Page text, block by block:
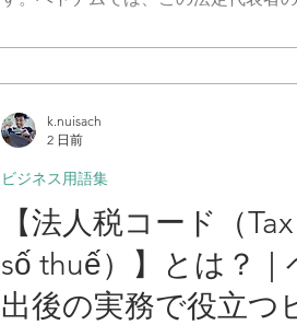
存在です。特に外資系企業の場合、
選任する場合の責任分担など、日本
【法人税コード（
số thuế）】とは？｜
出後の実務で役立つ
ビジネス用語集
k.nuisach
2 日前